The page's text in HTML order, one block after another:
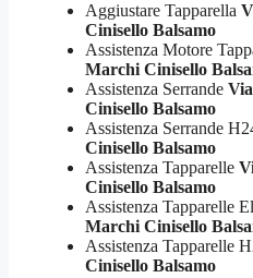
Aggiustare Tapparella
Cinisello Balsamo
Assistenza Motore
Marchi Cinisello
Assistenza Serrande
Cinisello Balsamo
Assistenza Serrande
Cinisello Balsamo
Assistenza Tapparelle
Cinisello Balsamo
Assistenza Tapparelle
Marchi Cinisello
Assistenza Tapparelle
Cinisello Balsamo